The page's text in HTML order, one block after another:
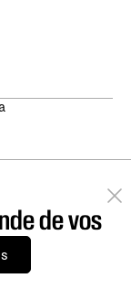
de vos